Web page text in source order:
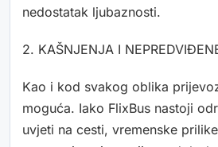
nedostatak ljubaznosti.
2. KAŠNJENJA I
Kao i kod svakog oblika
moguća. Iako FlixBus nastoji
uvjeti na cesti, vremenske